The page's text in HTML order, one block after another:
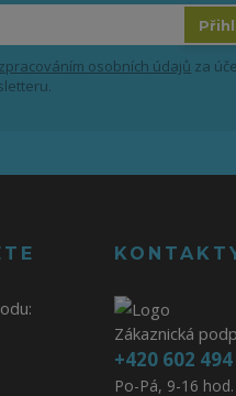
zpracováním osobních údajů za
Zákaznická
+420 602
Po-Pá, 9-16 hod.